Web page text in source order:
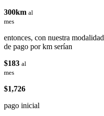
300km al
mes
entonces, con nuestra modalidad
de pago por km serían
$183 al
mes
$1,726
pago inicial